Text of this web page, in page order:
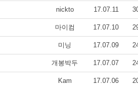
nickto 17.07.11
마이컴 17.07.10
미닝 17.07.09
개봉박두 17.07.07
Kam 17.07.06